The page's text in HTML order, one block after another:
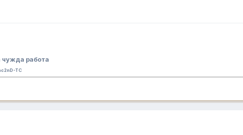
чужда работа
TC